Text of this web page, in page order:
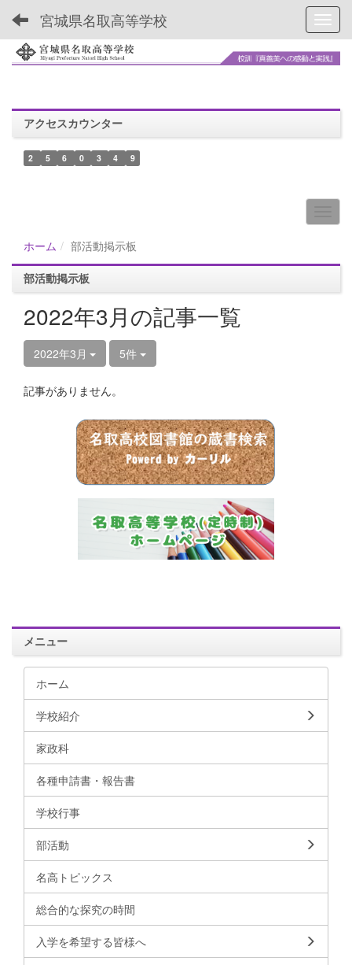
宮城県名取高等学校
アクセスカウンター
2 5 6 0 3 4 9
ホーム 部活動掲示板
部活動掲示板
2022年3月の記事一覧
2022年3月 5件
記事がありません。
メニュー
ホーム
学校紹介
家政科
各種申請書・報告書
学校行事
部活動
名高トピックス
総合的な探究の時間
入学を希望する皆様へ